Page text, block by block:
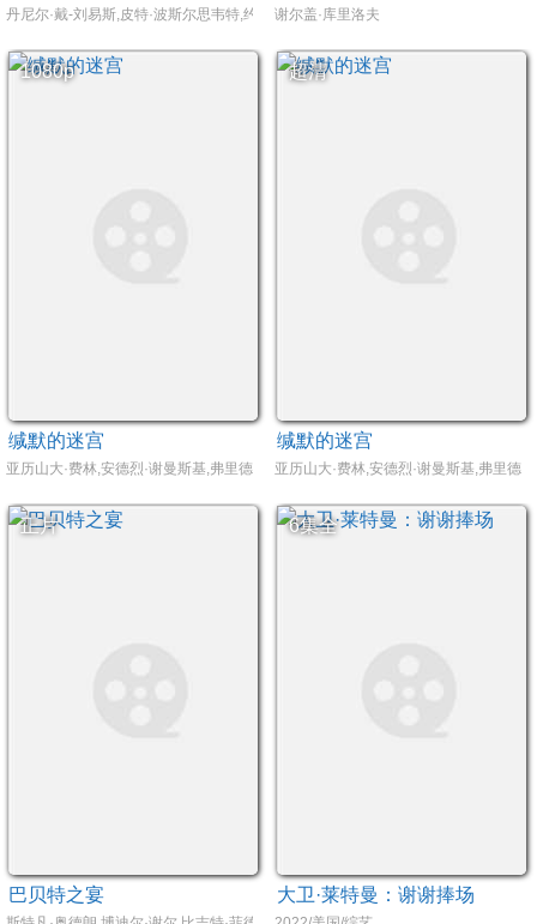
丹尼尔·戴-刘易斯,皮特·波斯尔思韦特,约翰·林奇,马克·谢泼德
谢尔盖·库里洛夫
1080p
缄默的迷宫
亚历山大·费林,安德烈·谢曼斯基,弗里德里克·贝希特,约翰内斯·克里施
超清
缄默的迷宫
亚历山大·费林,安德烈·谢曼斯基,弗里德
正片
巴贝特之宴
6集全
大卫·莱特曼：谢谢捧场